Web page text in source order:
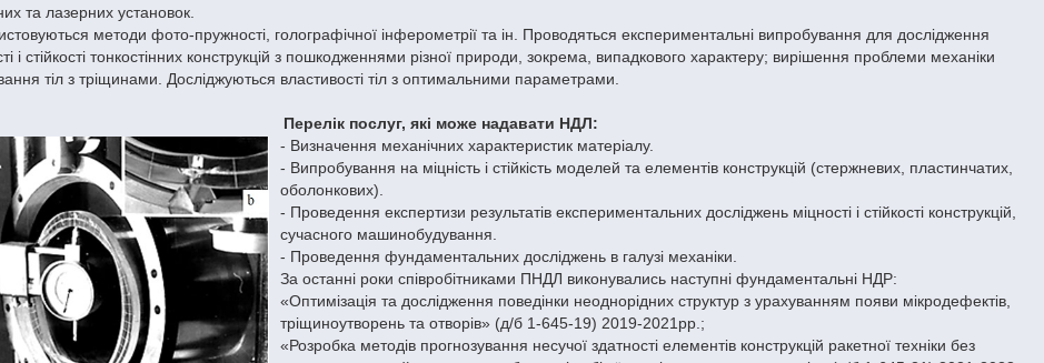
та лазерних установок.
методи фото-пружності, голографічної інферометрії та ін. Проводяться експериментальні випробування для дослідження
і стійкості тонкостінних конструкцій з пошкодженнями різної природи, зокрема, випадкового характеру; вирішення проблеми механіки
тіл з тріщинами. Досліджуються властивості тіл з оптимальними параметрами.
Перелік послуг, які може надавати НДЛ:
- Визначення механічних характеристик матеріалу.
- Випробування на міцність і стійкість моделей та елементів конструкцій (стержневих, пластинчатих,
оболонкових).
- Проведення експертизи результатів експериментальних досліджень міцності і стійкості конструкцій,
сучасного машинобудування.
- Проведення фундаментальних досліджень в галузі механіки.
За останні роки співробітниками ПНДЛ виконувались наступні фундаментальні НДР:
«Оптимізація та дослідження поведінки неоднорідних структур з урахуванням появи мікродефектів,
тріщиноутворень та отворів» (д/б 1-645-19) 2019-2021рр.;
«Розробка методів прогнозування несучої здатності елементів конструкцій ракетної техніки без